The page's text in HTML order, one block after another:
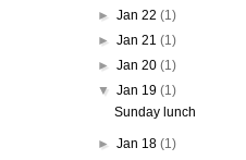
►Jan 22(1)
►Jan 21(1)
►Jan 20(1)
▼Jan 19(1)
Sunday lunch
►Jan 18(1)